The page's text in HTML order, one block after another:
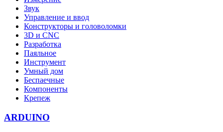
Звук
Управление и ввод
Конструкторы и головоломки
3D и CNC
Разработка
Паяльное
Инструмент
Умный дом
Беспаечные
Компоненты
Крепеж
ARDUINO